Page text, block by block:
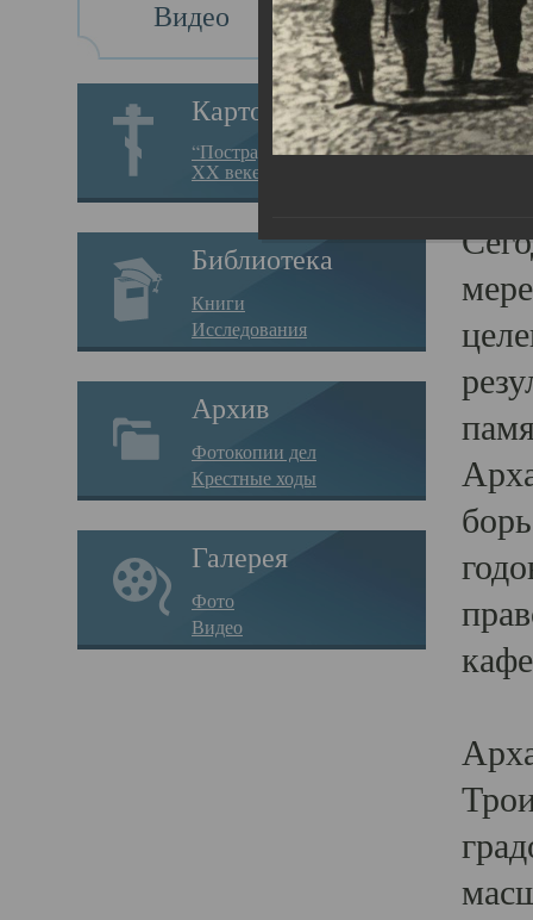
Видео
Картотека
“Пострадавшие за веру в
XX веке на Севере”
Библиотека
Книги
Исследования
Архив
Фотокопии дел
Крестные ходы
Галерея
Фото
Видео